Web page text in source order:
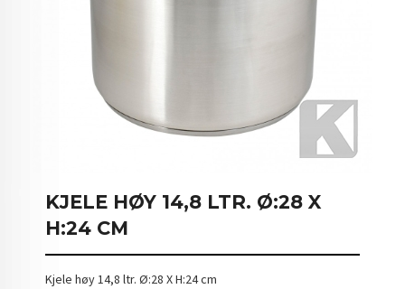
KJELE HØY 14,8 LTR. Ø:28 X
H:24 CM
Kjele høy 14,8 ltr. Ø:28 X H:24 cm